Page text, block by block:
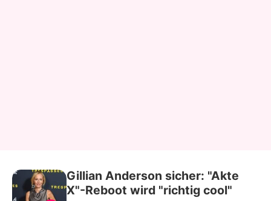
Gillian Anderson sicher: "Akte
X"-Reboot wird "richtig cool"